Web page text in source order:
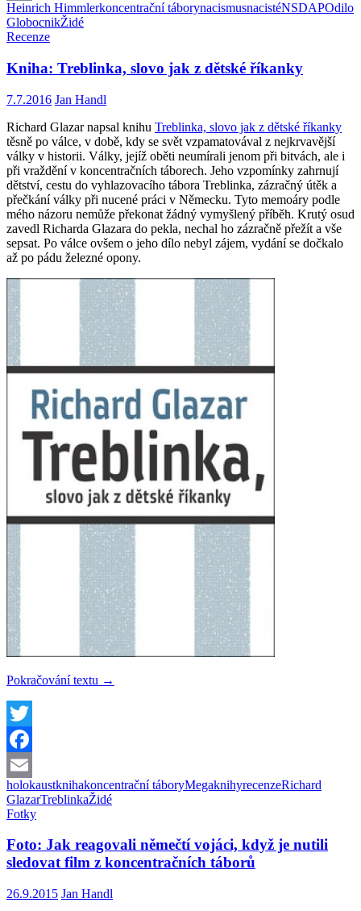
Email
Heinrich Himmlerkoncentrační táborynacismusnacistéNSDAPOdilo
GlobocnikŽidé
Recenze
Kniha: Treblinka, slovo jak z dětské říkanky
7.7.2016 Jan Handl
Richard Glazar napsal knihu Treblinka, slovo jak z dětské říkanky
těsně po válce, v době, kdy se svět vzpamatovával z nejkrvavější
války v historii. Války, jejíž oběti neumírali jenom při bitvách, ale i
při vraždění v koncentračních táborech. Jeho vzpomínky zahrnují
dětství, cestu do vyhlazovacího tábora Treblinka, zázračný útěk a
přečkání války při nucené práci v Německu. Tyto memoáry podle
mého názoru nemůže překonat žádný vymyšlený příběh. Krutý osud
zavedl Richarda Glazara do pekla, nechal ho zázračně přežít a vše
sepsat. Po válce ovšem o jeho dílo nebyl zájem, vydání se dočkalo
až po pádu železné opony.
Pokračování textu Kniha:
→
Twitter
Facebook
Email
holokaustknihakoncentrační táboryMegaknihyrecenzeRichard
GlazarTreblinkaŽidé
Fotky
Foto: Jak reagovali němečtí vojáci, když je nutili
sledovat film z koncentračních táborů
26.9.2015 Jan Handl